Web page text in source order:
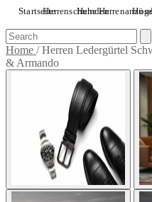
StartseiteHerrenschuhe
Hemden
Home /Herren Ledergürtel
& Armando